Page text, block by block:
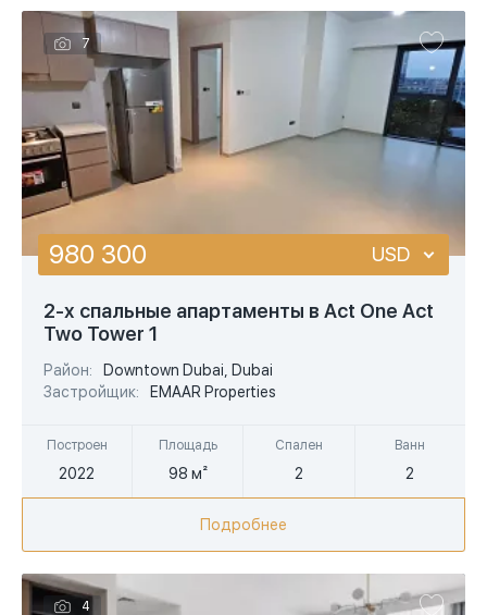
7
2-х спальные апартаменты в Act One Act
Two Tower 1
Район:
Downtown Dubai, Dubai
Застройщик:
EMAAR Properties
Построен
2022
Площадь
98 м²
Спален
2
Ванн
2
980 300 USD
Подробнее
4